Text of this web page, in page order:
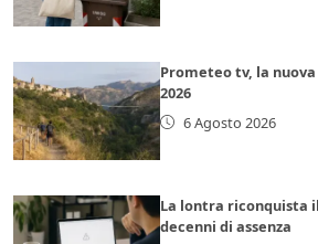
Prometeo tv, la
2026
6 Agosto 2026
La lontra riconquista
decenni di assenza